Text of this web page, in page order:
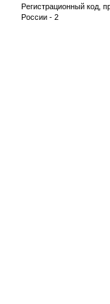
Регистрационный код,
России - 2